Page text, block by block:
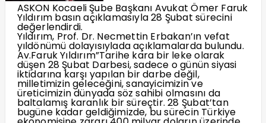
ASKON Kocaeli Şube Başkanı Avukat Ömer Faruk
Yıldırım basın açıklamasıyla 28 Şubat sürecini
değerlendirdi.
Yıldırım, Prof. Dr. Necmettin Erbakan’ın vefat
yıldönümü dolayısıylada açıklamalarda bulundu.
Av.Faruk Yıldırım”Tarihe kara bir leke olarak
düşen 28 Şubat Darbesi, sadece o günün siyasi
iktidarına karşı yapılan bir darbe değil,
milletimizin geleceğini, sanayicimizin ve
üreticimizin dünyada söz sahibi olmasını da
baltalamış karanlık bir süreçtir. 28 Şubat’tan
bugüne kadar geldiğimizde, bu sürecin Türkiye